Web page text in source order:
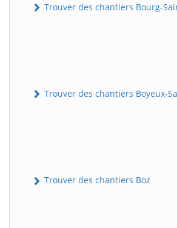
Trouver des chantiers Bourg-
Trouver des chantiers Boyeux-
Trouver des chantiers Boz